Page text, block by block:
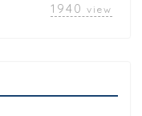
1940 view